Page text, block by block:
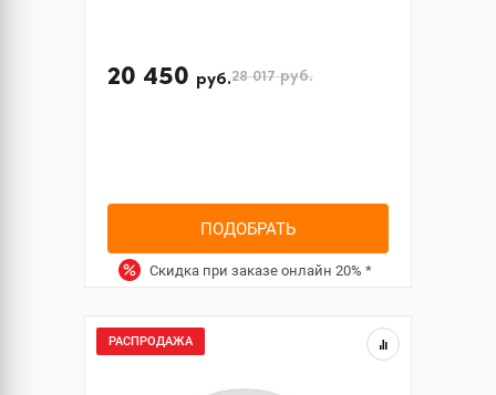
20 450 руб.28 017руб.
ПОДОБРАТЬ
Скидка при заказе онлайн 20% *
РАСПРОДАЖА